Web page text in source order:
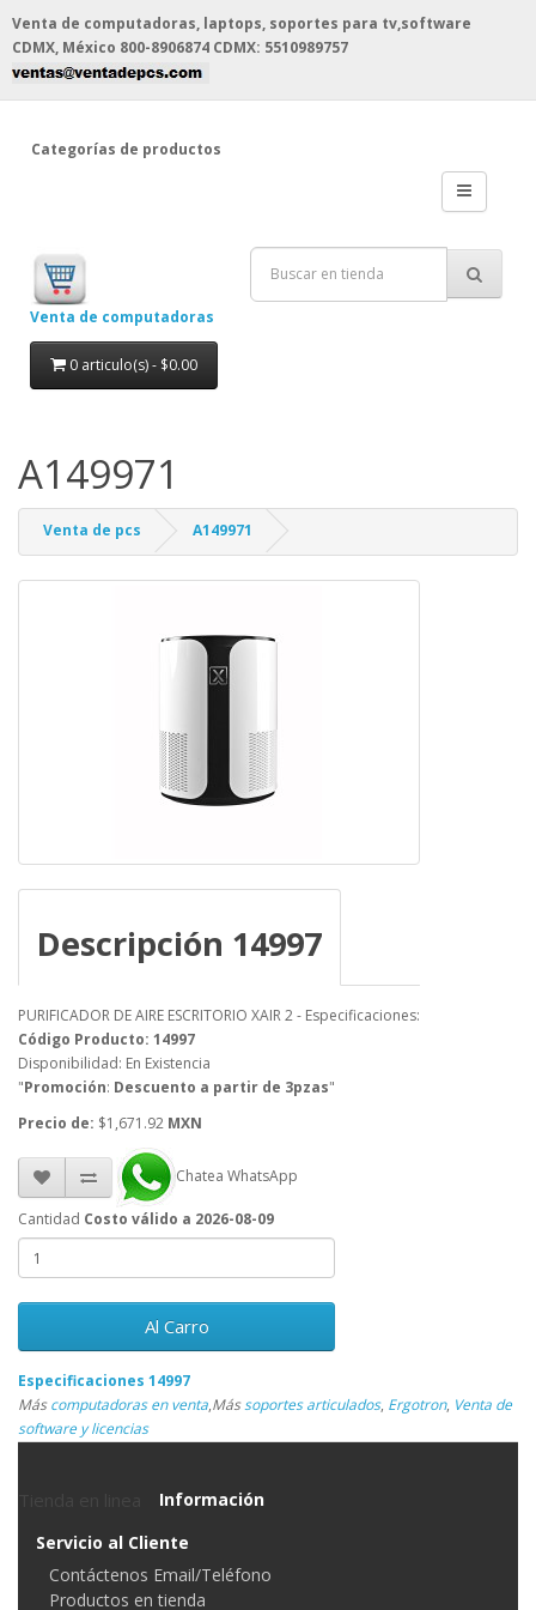
Venta de computadoras, laptops, soportes para tv,software
CDMX, México 800-8906874 CDMX: 5510989757
Categorías de productos
Venta de computadoras
0 articulo(s) - $0.00
A149971
Venta de pcs A149971
Descripción 14997
PURIFICADOR DE AIRE ESCRITORIO XAIR 2 - Especificaciones:
Código Producto: 14997
Disponibilidad: En Existencia
"Promoción: Descuento a partir de 3pzas"
Precio de: $1,671.92 MXN
Chatea WhatsApp
Cantidad Costo válido a 2026-08-09
Al Carro
Especificaciones 14997
Máscomputadoras en venta,Mássoportes articulados, Ergotron, Venta de
software y licencias
Información
Servicio al Cliente
Contáctenos Email/Teléfono
Productos en tienda